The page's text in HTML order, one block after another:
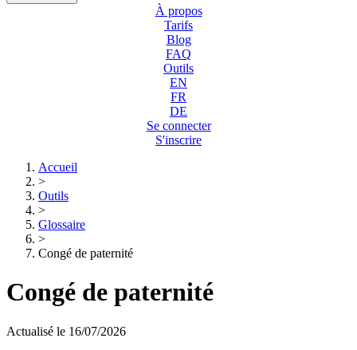
À propos
Tarifs
Blog
FAQ
Outils
EN
FR
DE
Se connecter
S'inscrire
Accueil
>
Outils
>
Glossaire
>
Congé de paternité
Congé de paternité
Actualisé le 16/07/2026